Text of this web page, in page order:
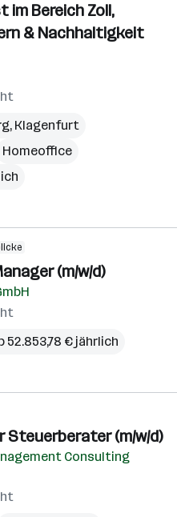
im Bereich Zoll,
& Nachhaltigkeit
, Klagenfurt
Homeoffice
(m/w/d)
52.853,78 € jährlich
(m/w/d)
Consulting